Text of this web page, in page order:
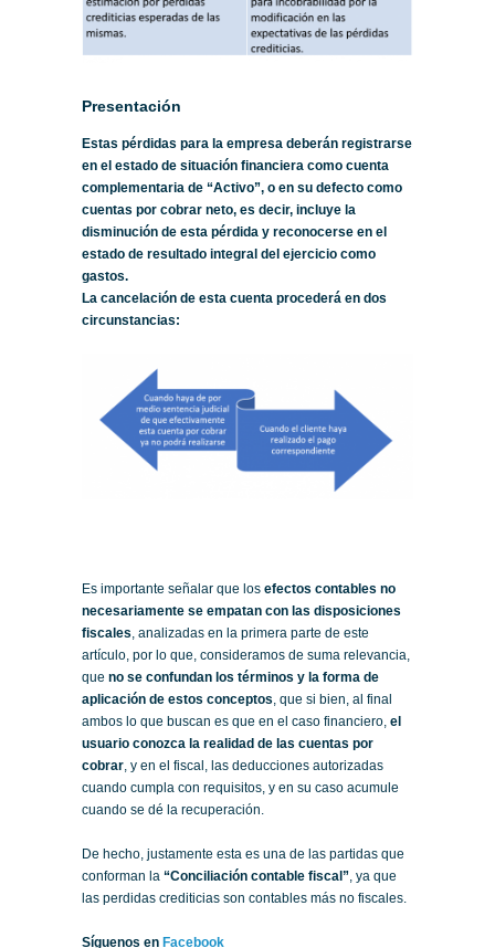
Presentación
Estas pérdidas para la empresa deberán registrarse
en el estado de situación financiera como cuenta
complementaria de “Activo”, o en su defecto como
cuentas por cobrar neto, es decir, incluye la
disminución de esta pérdida y reconocerse en el
estado de resultado integral del ejercicio como
gastos.
La cancelación de esta cuenta procederá en dos
circunstancias:
Es importante señalar que los efectos contables no
necesariamente se empatan con las disposiciones
fiscales, analizadas en la primera parte de este
artículo, por lo que, consideramos de suma relevancia,
que no se confundan los términos y la forma de
aplicación de estos conceptos, que si bien, al final
ambos lo que buscan es que en el caso financiero, el
usuario conozca la realidad de las cuentas por
cobrar, y en el fiscal, las deducciones autorizadas
cuando cumpla con requisitos, y en su caso acumule
cuando se dé la recuperación.
De hecho, justamente esta es una de las partidas que
conforman la “Conciliación contable fiscal”, ya que
las perdidas crediticias son contables más no fiscales.
Síguenos en Facebook